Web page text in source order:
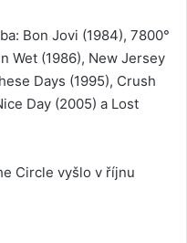
Bon Jovi (1984), 7800°
Wet (1986), New Jersey
Days (1995), Crush
Day (2005) a Lost
Circle vyšlo v říjnu